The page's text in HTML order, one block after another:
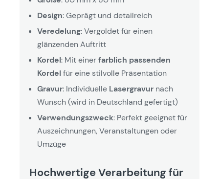
Design: Geprägt und detailreich
Veredelung: Vergoldet für einen
glänzenden Auftritt
Kordel: Mit einerfarblich passenden
Kordel für eine stilvolle Präsentation
Gravur: Individuelle Lasergravur nach
Wunsch (wird in Deutschland gefertigt)
Verwendungszweck: Perfekt geeignet für
Auszeichnungen, Veranstaltungen oder
Umzüge
Hochwertige Verarbeitung für